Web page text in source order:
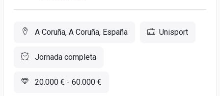
A Coruña, A Coruña, España Unisport
Jornada completa
20.000 € - 60.000 €